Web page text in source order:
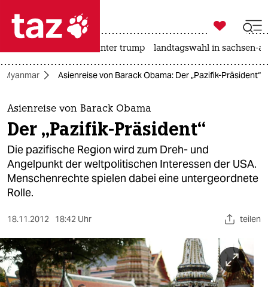
 taz zahl ich
taz zahl ich
themen
politik
öko
gesellschaft
kultur
sport
berlin

taz zahl ich
usa unter trump landtagswahl in sachsen-
Myanmar Asienreise von Barack Obama: Der „Pazifik-Präsident“
Asienreise von Barack Obama
Der „Pazifik-Präsident“
Die pazifische Region wird zum Dreh- und
Angelpunkt der weltpolitischen Interessen der USA.
Menschenrechte spielen dabei eine untergeordnete
Rolle.
18.11.2012 18:42 Uhr teilen